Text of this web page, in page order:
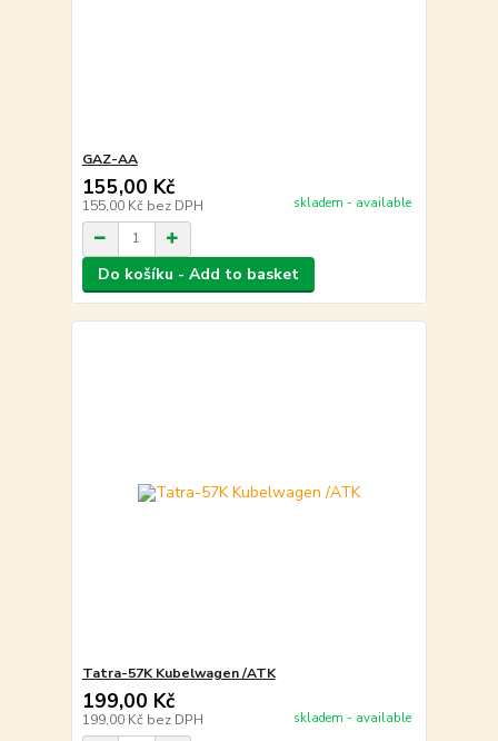
GAZ-AA
155,00 Kč
155,00 Kč bez DPH skladem - available
Do košíku - Add to basket
Tatra-57K Kubelwagen /ATK
199,00 Kč
199,00 Kč bez DPH skladem - available